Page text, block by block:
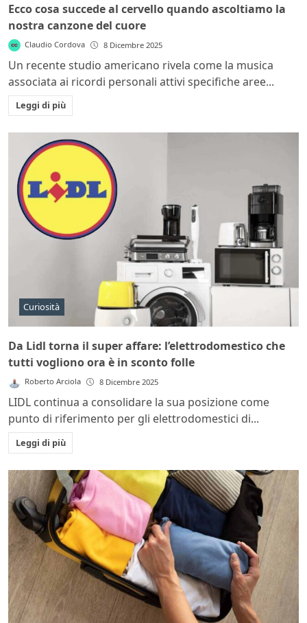
Ecco cosa succede al cervello quando ascoltiamo la
nostra canzone del cuore
Claudio Cordova 8 Dicembre 2025
Un recente studio americano rivela come la musica
associata ai ricordi personali attivi specifiche aree...
Leggi di più
Curiosità
Da Lidl torna il super affare: l’elettrodomestico che
tutti vogliono ora è in sconto folle
Roberto Arciola 8 Dicembre 2025
LIDL continua a consolidare la sua posizione come
punto di riferimento per gli elettrodomestici di...
Leggi di più